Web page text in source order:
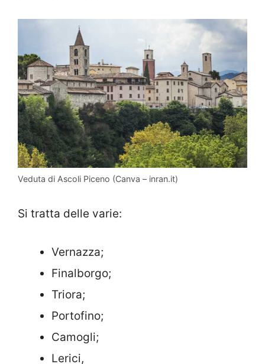
Veduta di Ascoli Piceno (Canva – inran.it)
Si tratta delle varie:
Vernazza;
Finalborgo;
Triora;
Portofino;
Camogli;
Lerici,